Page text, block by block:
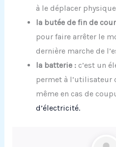
à le déplacer
la butée de fin de
pour faire arrêter le
dernière marche de
la batterie :c’est un
permet à l’utilisateur
même en cas de
d’électricité.